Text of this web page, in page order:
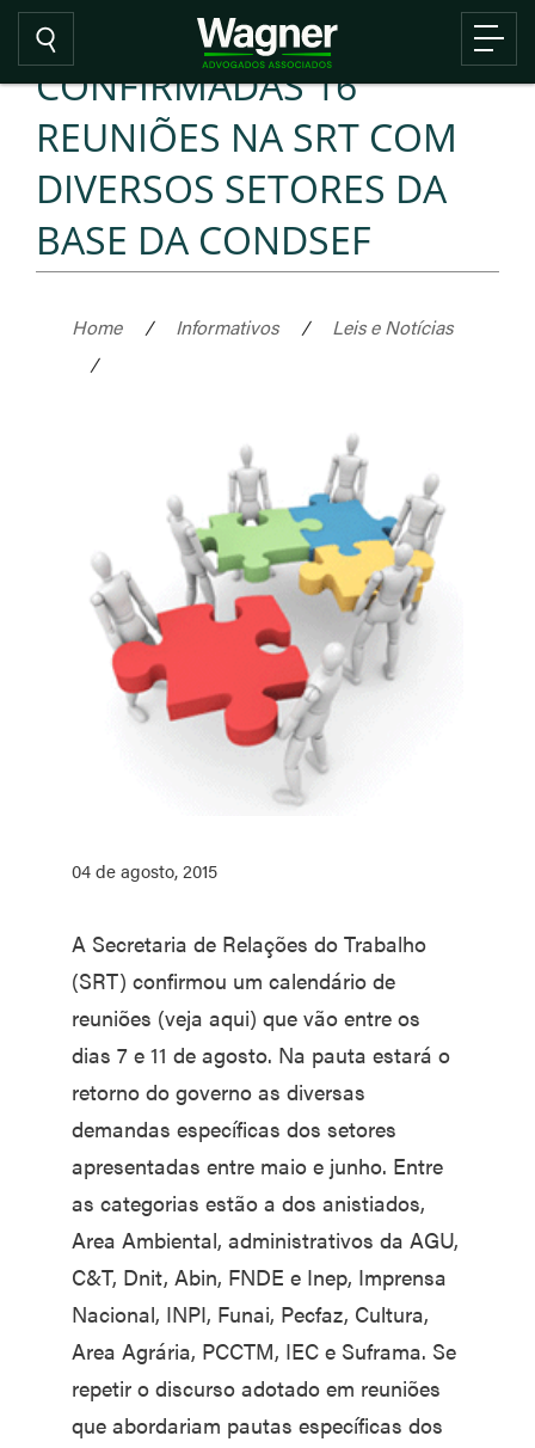
CONFIRMADAS 16
REUNIÕES NA SRT COM
DIVERSOS SETORES DA
BASE DA CONDSEF
Home / Informativos /
Leis e Notícias
/
04 de agosto, 2015
A Secretaria de Relações do Trabalho
(SRT) confirmou um calendário de
reuniões (veja aqui) que vão entre os
dias 7 e 11 de agosto. Na pauta estará o
retorno do governo as diversas
demandas específicas dos setores
apresentadas entre maio e junho. Entre
as categorias estão a dos anistiados,
Area Ambiental, administrativos da AGU,
C&T, Dnit, Abin, FNDE e Inep, Imprensa
Nacional, INPI, Funai, Pecfaz, Cultura,
Area Agrária, PCCTM, IEC e Suframa. Se
repetir o discurso adotado em reuniões
que abordariam pautas específicas dos